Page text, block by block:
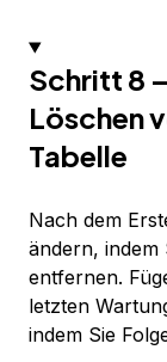
Schritt 8
Löschen
Tabelle
Nach dem
ändern, indem
entfernen.
letzten
indem Sie